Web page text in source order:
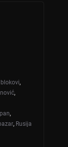
,
,
,
, Rusija